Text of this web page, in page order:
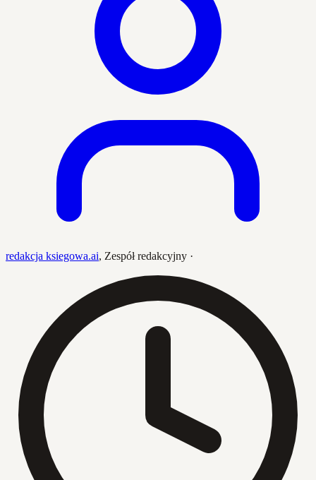
redakcja ksiegowa.ai, Zespół redakcyjny ·